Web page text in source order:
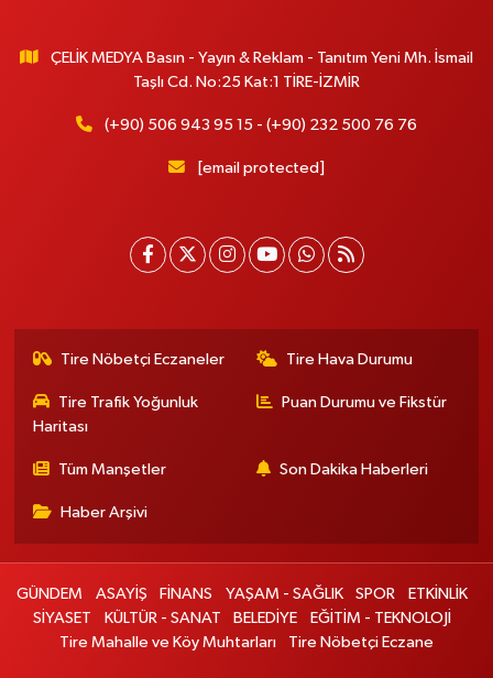
ÇELİK MEDYA Basın - Yayın & Reklam - Tanıtım Yeni Mh. İsmail
Taşlı Cd. No:25 Kat:1 TİRE-İZMİR
(+90) 506 943 95 15 - (+90) 232 500 76 76
[email protected]
Tire Nöbetçi Eczaneler Tire Hava Durumu
Tire Trafik Yoğunluk
Haritası
Puan Durumu ve Fikstür
Tüm Manşetler Son Dakika Haberleri
Haber Arşivi
GÜNDEM ASAYİŞ FİNANS YAŞAM - SAĞLIK SPOR
ETKİNLİK
SİYASET
KÜLTÜR - SANAT BELEDİYE
EĞİTİM - TEKNOLOJİ
Tire Mahalle ve Köy Muhtarları
Tire Nöbetçi Eczane